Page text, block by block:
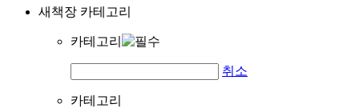
새책장 카테고리
카테고리
취소
카테고리